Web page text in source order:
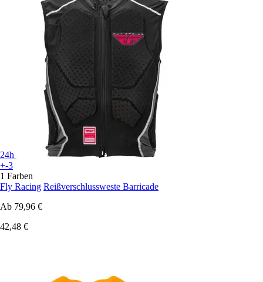
24h
+-3
1 Farben
Fly Racing Reißverschlussweste Barricade
Ab 79,96 €
42,48 €